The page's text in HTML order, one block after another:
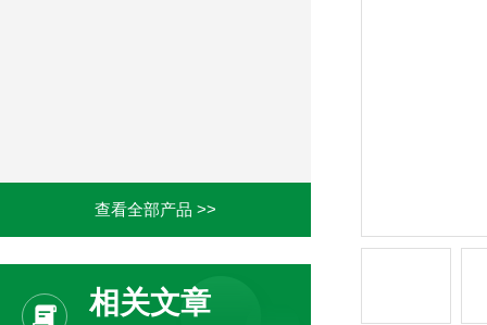
查看全部产品 >>
相关文章